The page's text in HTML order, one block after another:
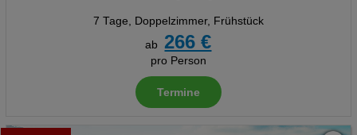
7 Tage, Doppelzimmer, Frühstück
ab
266 €
pro Person
Termine